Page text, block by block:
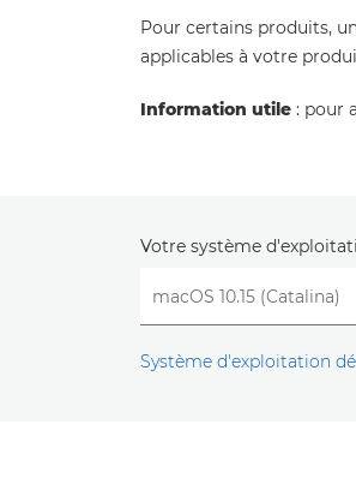
Pour certains produits,
applicables à votre
Information utile : pour
Votre système
Système d'exploitation